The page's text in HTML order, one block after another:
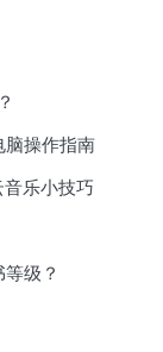
操作指南
乐小技巧
级？